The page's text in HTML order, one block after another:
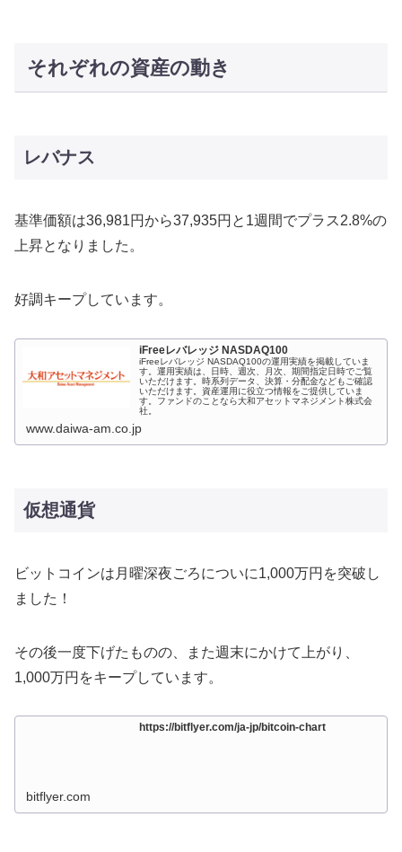
それぞれの資産の動き
レバナス
基準価額は36,981円から37,935円と1週間でプラス2.8%の
上昇となりました。
好調キープしています。
iFreeレバレッジ NASDAQ100
iFreeレバレッジ NASDAQ100の運用実績を掲載していま
す。運用実績は、日時、週次、月次、期間指定日時でご覧
いただけます。時系列データ、決算・分配金などもご確認
いただけます。資産運用に役立つ情報をご提供していま
す。ファンドのことなら大和アセットマネジメント株式会
社。
www.daiwa-am.co.jp
仮想通貨
ビットコインは月曜深夜ごろについに1,000万円を突破し
ました！
その後一度下げたものの、また週末にかけて上がり、
1,000万円をキープしています。
https://bitflyer.com/ja-jp/bitcoin-chart
bitflyer.com